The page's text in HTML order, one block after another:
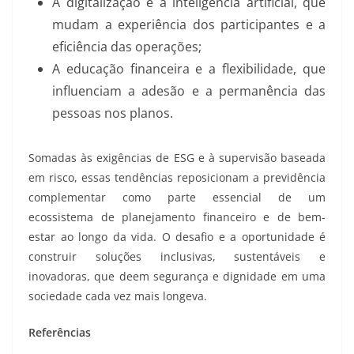
mudam a experiência dos participantes e a
eficiência das operações;
A educação financeira e a flexibilidade, que
influenciam a adesão e a permanência das
pessoas nos planos.
Somadas às exigências de ESG e à supervisão baseada
em risco, essas tendências reposicionam a previdência
complementar como parte essencial de um
ecossistema de planejamento financeiro e de bem-
estar ao longo da vida. O desafio e a oportunidade é
construir soluções inclusivas, sustentáveis e
inovadoras, que deem segurança e dignidade em uma
sociedade cada vez mais longeva.
Referências